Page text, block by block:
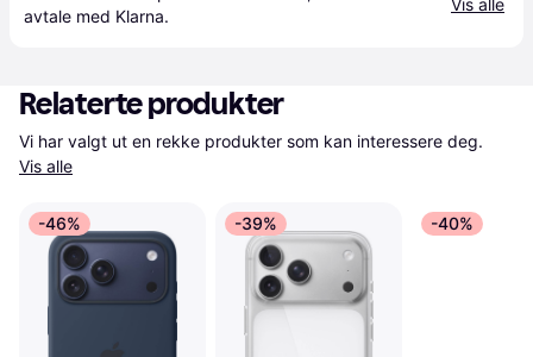
avtale med Klarna.
Vis alle
Relaterte produkter
Vis alle
-46% -39% -40%